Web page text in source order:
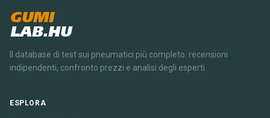
GUMI
LAB.HU
Il database di test sui pneumatici più completo. recensioni
indipendenti, confronto prezzi e analisi degli esperti.
ESPLORA